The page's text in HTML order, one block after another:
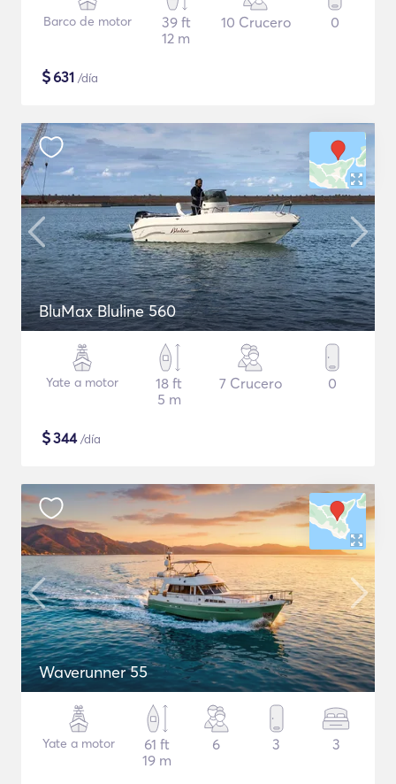
Barco de motor
39 ft
12 m
10 Crucero 0
$631 /día
BluMax Bluline 560
Yate a motor
18 ft
5 m
7 Crucero 0
$344/día
Waverunner 55
Yate a motor
61 ft
19 m
6 3 3